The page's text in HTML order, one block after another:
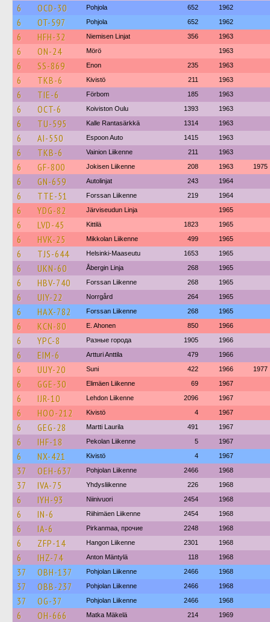
6 OCD-30 Pohjola 652 1962
6 OT-597 Pohjola 652 1962
6 HFH-32 Niemisen Linjat 356 1963
6 ON-24 Mörö 1963
6 SS-869 Enon 235 1963
6 TKB-6 Kivistö 211 1963
6 TIE-6 Förbom 185 1963
6 OCT-6 Koiviston Oulu 1393 1963
6 TU-595 Kalle Rantasärkkä 1314 1963
6 AI-550 Espoon Auto 1415 1963
6 TKB-6 Vainion Liikenne 211 1963
6 GF-800 Jokisen Liikenne 208 1963 1975
6 GN-659 Autolinjat 243 1964
6 TTE-51 Forssan Liikenne 219 1964
6 YDG-82 Järviseudun Linja 1965
6 LVD-45 Kittilä 1823 1965
6 HVK-25 Mikkolan Liikenne 499 1965
6 TJS-644 Helsinki-Maaseutu 1653 1965
6 UKN-60 Åbergin Linja 268 1965
6 HBV-740 Forssan Liikenne 268 1965
6 UIY-22 Norrgård 264 1965
6 HAX-782 Forssan Liikenne 268 1965
6 KCN-80 E. Ahonen 850 1966
6 YPC-8 Разные города 1905 1966
6 EIM-6 Artturi Anttila 479 1966
6 UUY-20 Suni 422 1966 1977
6 GGE-30 Elimäen Liikenne 69 1967
6 IJR-10 Lehdon Liikenne 2096 1967
6 HOO-212 Kivistö 4 1967
6 GEG-28 Martti Laurila 491 1967
6 IHF-18 Pekolan Liikenne 5 1967
6 NX-421 Kivistö 4 1967
37 OEH-637 Pohjolan Liikenne 2466 1968
37 IVA-75 Yhdysliikenne 226 1968
6 IYH-93 Niinivuori 2454 1968
6 IN-6 Riihimäen Liikenne 2454 1968
6 IA-6 Pirkanmaa, прочие 2248 1968
6 ZFP-14 Hangon Liikenne 2301 1968
6 IHZ-74 Anton Mäntylä 118 1968
37 OBH-137 Pohjolan Liikenne 2466 1968
37 OBB-237 Pohjolan Liikenne 2466 1968
37 OG-37 Pohjolan Liikenne 2466 1968
6 OH-666 Matka Mäkelä 214 1969